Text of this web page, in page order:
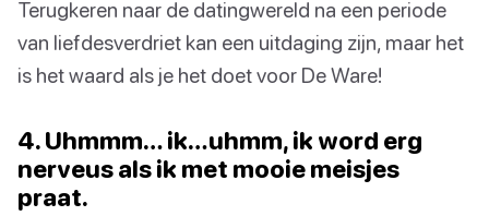
Terugkeren naar de datingwereld na een periode
van liefdesverdriet kan een uitdaging zijn, maar het
is het waard als je het doet voor De Ware!
4. Uhmmm… ik…uhmm, ik word erg
nerveus als ik met mooie meisjes
praat.